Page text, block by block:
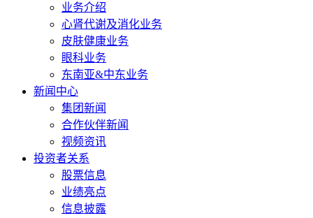
业务介绍
心肾代谢及消化业务
皮肤健康业务
眼科业务
东南亚&中东业务
新闻中心
集团新闻
合作伙伴新闻
视频资讯
投资者关系
股票信息
业绩亮点
信息披露